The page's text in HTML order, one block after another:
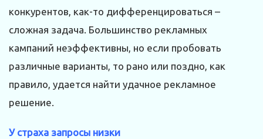
конкурентов, как-то дифференцироваться –
сложная задача. Большинство рекламных
кампаний неэффективны, но если пробовать
различные варианты, то рано или поздно, как
правило, удается найти удачное рекламное
решение.
У страха запросы низки